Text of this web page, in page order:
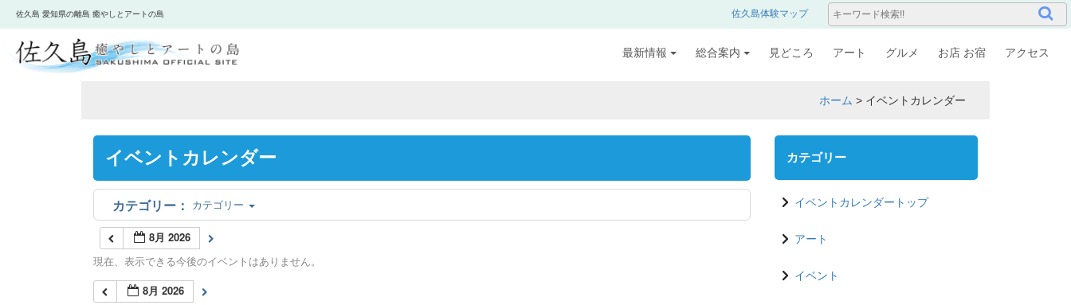
佐久島 愛知県の離島 癒やしとアートの島 佐久島体験マップ
最新情報 総合案内 見どころ アート グルメ お店 お宿 アクセス
ホーム > イベントカレンダー
イベントカレンダー
カテゴリー
8月 2026
現在、表示できる今後のイベントはありません。
8月 2026
カテゴリー
イベントカレンダートップ
アート
イベント